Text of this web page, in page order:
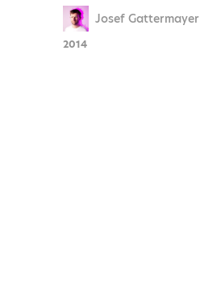
Josef Gattermayer
2014